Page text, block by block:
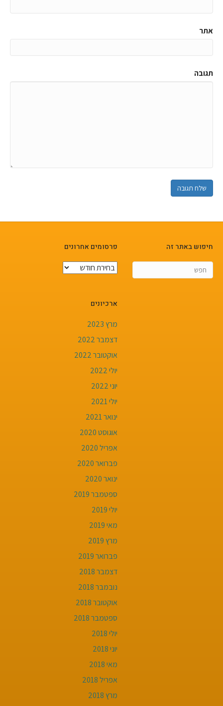
אתר
תגובה
חיפוש באתר זה
פרסומים אחרונים
פרסומים
ארכיונים
מרץ 2023
דצמבר 2022
אוקטובר 2022
יולי 2022
יוני 2022
יולי 2021
ינואר 2021
אוגוסט 2020
אפריל 2020
פברואר 2020
ינואר 2020
ספטמבר 2019
יולי 2019
מאי 2019
מרץ 2019
פברואר 2019
דצמבר 2018
נובמבר 2018
אוקטובר 2018
ספטמבר 2018
יולי 2018
יוני 2018
מאי 2018
אפריל 2018
מרץ 2018